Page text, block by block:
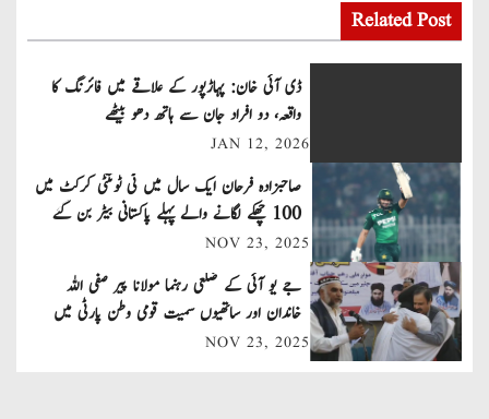
s
t
a
v
i
g
a
Related Post
ڈی آئی خان: پہاڑپور کے علاقے میں فائرنگ کا
واقعہ، دو افراد جان سے ہاتھ دھو بیٹھے
JAN 12, 2026
صاحبزادہ فرحان ایک سال میں ٹی ٹوئنٹی کرکٹ میں
100 چھکے لگانے والے پہلے پاکستانی بیٹر بن گئے
NOV 23, 2025
جے یو آئی کے ضلعی رہنما مولانا پیر صفی اللہ
خاندان اور ساتھیوں سمیت قومی وطن پارٹی میں
شامل
NOV 23, 2025